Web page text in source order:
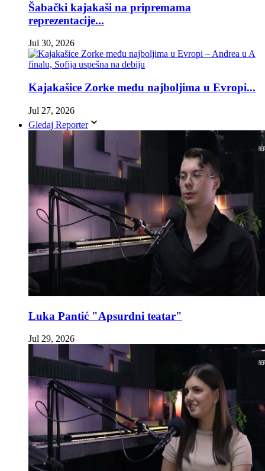
Šabački kajakaši na pripremama
reprezentacije...
Jul 30, 2026
Kajakašice Zorke među najboljima u Evropi...
Jul 27, 2026
Gledaj Reporter
Luka Pantić "Apsurdni teatar"
Jul 29, 2026